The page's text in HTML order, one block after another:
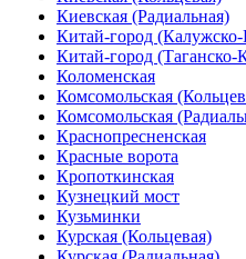
Киевская (Радиальная)
Китай-город
Китай-город (Таганско-
Коломенская
Комсомольская
Комсомольская
Краснопресненская
Красные ворота
Кропоткинская
Кузнецкий мост
Кузьминки
Курская (Кольцевая)